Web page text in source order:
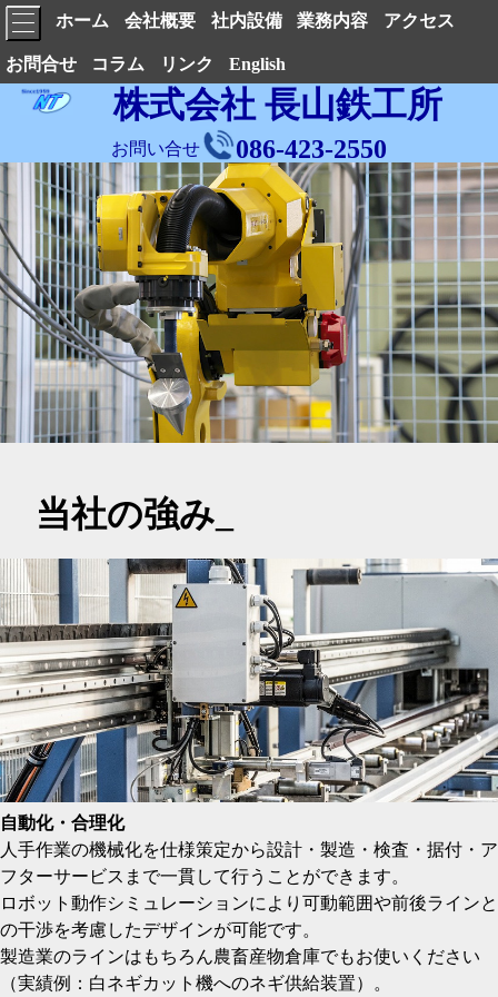
ホーム 会社概要 社内設備 業務内容 アクセス
お問合せ コラム リンク English
株式会社 長山鉄工所
お問い合せ 086-423-2550
当社の強み_
自動化・合理化
人手作業の機械化を仕様策定から設計・製造・検査・据付・ア
フターサービスまで一貫して行うことができます。
ロボット動作シミュレーションにより可動範囲や前後ラインと
の干渉を考慮したデザインが可能です。
製造業のラインはもちろん農畜産物倉庫でもお使いください
（実績例：白ネギカット機へのネギ供給装置）。